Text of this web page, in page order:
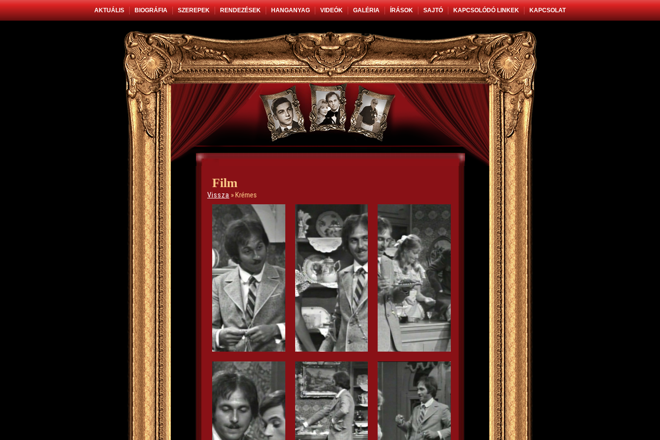
AKTUÁLIS BIOGRÁFIA SZEREPEK RENDEZÉSEK HANGANYAG VIDEÓK GALÉRIA ÍRÁSOK SAJTÓ KAPCSOLÓDÓ LINKEK KAPCSOLAT
Film
Vissza » Krémes